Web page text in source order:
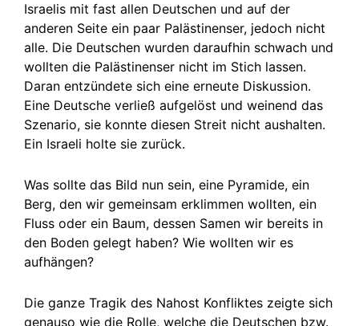
Israelis mit fast allen Deutschen und auf der
anderen Seite ein paar Palästinenser, jedoch nicht
alle. Die Deutschen wurden daraufhin schwach und
wollten die Palästinenser nicht im Stich lassen.
Daran entzündete sich eine erneute Diskussion.
Eine Deutsche verließ aufgelöst und weinend das
Szenario, sie konnte diesen Streit nicht aushalten.
Ein Israeli holte sie zurück.
Was sollte das Bild nun sein, eine Pyramide, ein
Berg, den wir gemeinsam erklimmen wollten, ein
Fluss oder ein Baum, dessen Samen wir bereits in
den Boden gelegt haben? Wie wollten wir es
aufhängen?
Die ganze Tragik des Nahost Konfliktes zeigte sich
genauso wie die Rolle, welche die Deutschen bzw.